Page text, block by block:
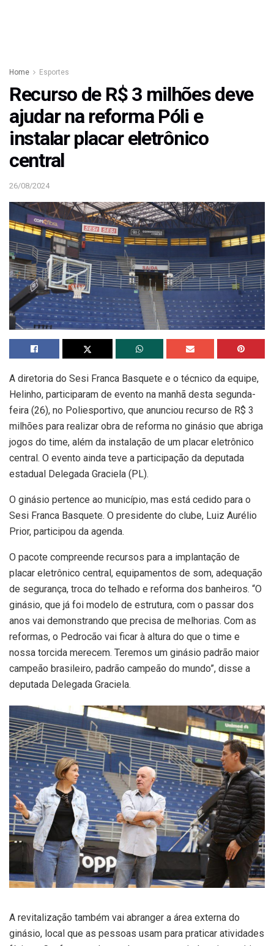
Home Esportes
Recurso de R$ 3 milhões deve
ajudar na reforma Póli e
instalar placar eletrônico
central
26/08/2024
A diretoria do Sesi Franca Basquete e o técnico da equipe,
Helinho, participaram de evento na manhã desta segunda-
feira (26), no Poliesportivo, que anunciou recurso de R$ 3
milhões para realizar obra de reforma no ginásio que abriga
jogos do time, além da instalação de um placar eletrônico
central. O evento ainda teve a participação da deputada
estadual Delegada Graciela (PL).
O ginásio pertence ao município, mas está cedido para o
Sesi Franca Basquete. O presidente do clube, Luiz Aurélio
Prior, participou da agenda.
O pacote compreende recursos para a implantação de
placar eletrônico central, equipamentos de som, adequação
de segurança, troca do telhado e reforma dos banheiros. “O
ginásio, que já foi modelo de estrutura, com o passar dos
anos vai demonstrando que precisa de melhorias. Com as
reformas, o Pedrocão vai ficar à altura do que o time e
nossa torcida merecem. Teremos um ginásio padrão maior
campeão brasileiro, padrão campeão do mundo”, disse a
deputada Delegada Graciela.
A revitalização também vai abranger a área externa do
ginásio, local que as pessoas usam para praticar atividades